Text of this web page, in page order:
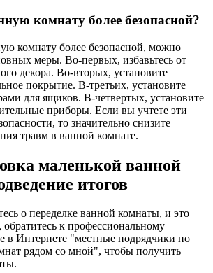
комнату более безопасной?
комнату более безопасной, можно
меры. Во-первых, избавьтесь от
декора. Во-вторых, установите
покрытие. В-третьих, установите
для ящиков. В-четвертых, установите
приборы. Если вы учтете эти
то значительно снизите
травм в ванной комнате.
маленькой ванной
итогов
о переделке ванной комнаты, и это
к профессиональному
в Интернете "местные подрядчики по
рядом со мной", чтобы получить